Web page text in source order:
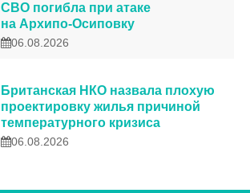
СВО погибла при атаке
на Архипо-Осиповку
06.08.2026
Британская НКО назвала плохую
проектировку жилья причиной
температурного кризиса
06.08.2026